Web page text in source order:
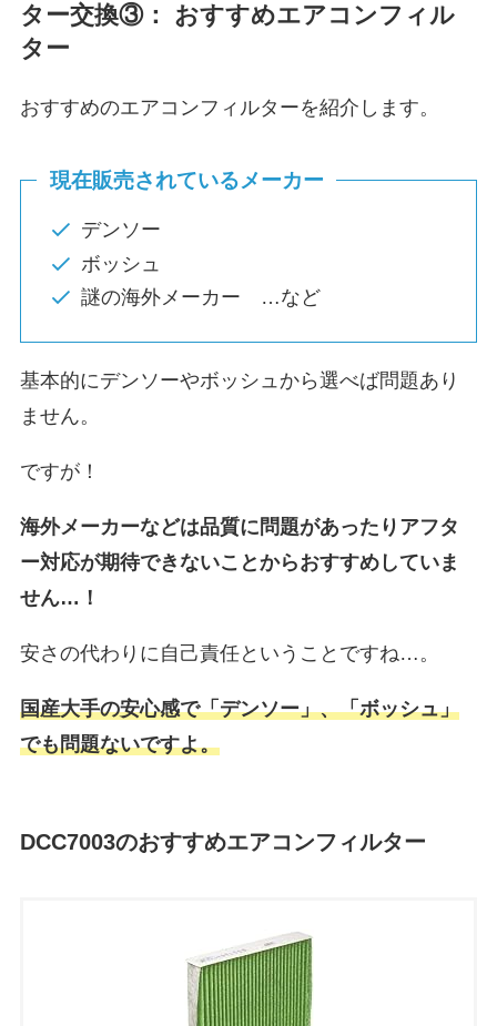
ター交換③： おすすめエアコンフィル
ター
おすすめのエアコンフィルターを紹介します。
現在販売されているメーカー
デンソー
ボッシュ
謎の海外メーカー …など
基本的にデンソーやボッシュから選べば問題あり
ません。
ですが！
海外メーカーなどは品質に問題があったりアフタ
ー対応が期待できないことからおすすめしていま
せん…！
安さの代わりに自己責任ということですね…。
国産大手の安心感で「デンソー」、「ボッシュ」
でも問題ないですよ。
DCC7003のおすすめエアコンフィルター